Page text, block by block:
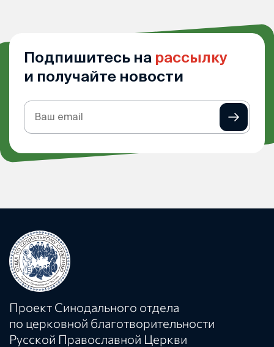
Подпишитесь на рассылку
и получайте новости
Подписка
Проект Синодального отдела
по церковной благотворительности
Русской Православной Церкви